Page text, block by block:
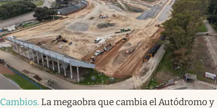
Cambios. La megaobra que cambia el Autódromo y